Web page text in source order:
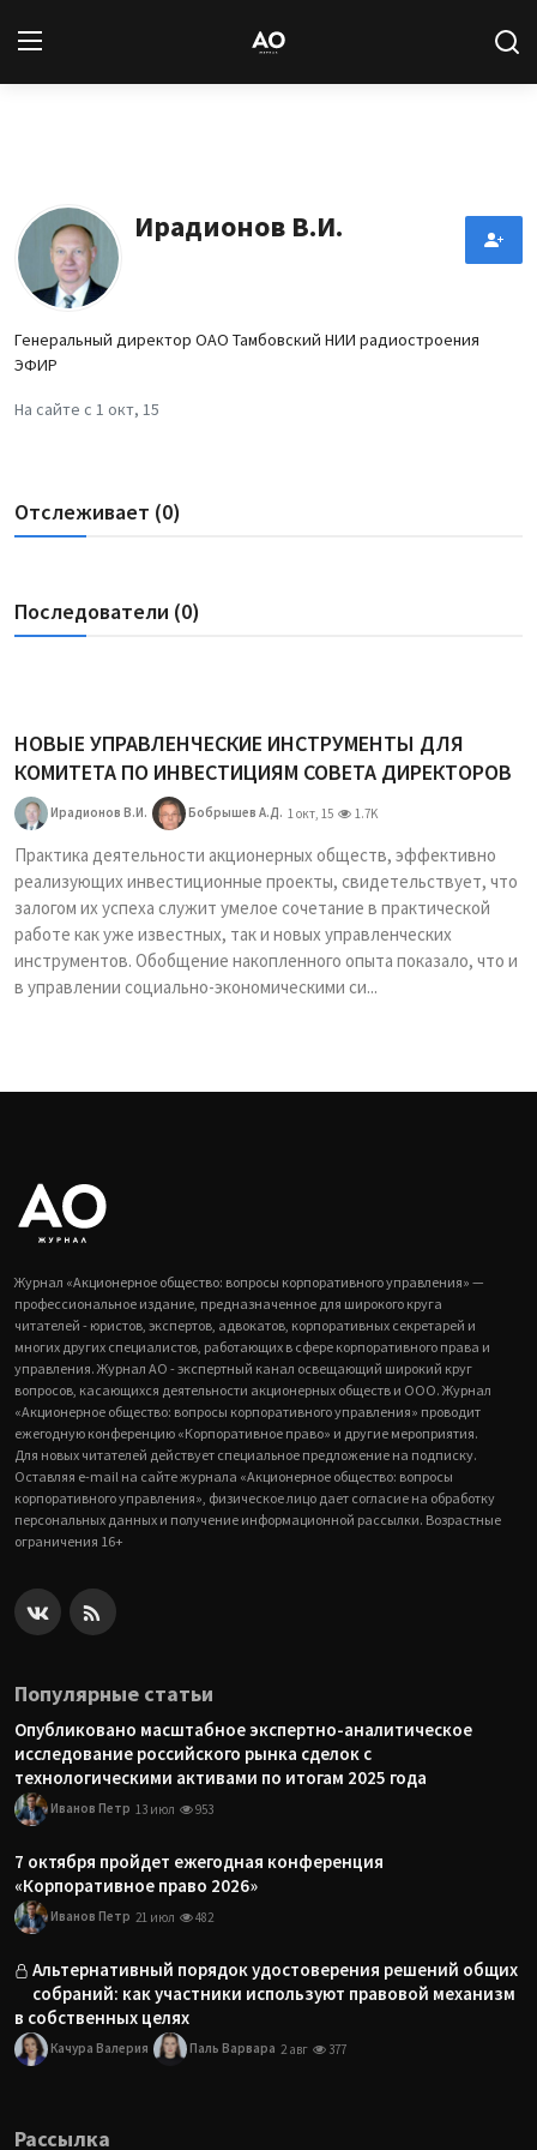
Новости
Статьи
Ирадионов В.И.
Генеральный директор ОАО Тамбовский НИИ радиостроения
ЭФИР
На сайте с 1 окт, 15
Отслеживает (0)
Последователи (0)
НОВЫЕ УПРАВЛЕНЧЕСКИЕ ИНСТРУМЕНТЫ ДЛЯ
КОМИТЕТА ПО ИНВЕСТИЦИЯМ СОВЕТА ДИРЕКТОРОВ
Ирадионов В.И. Бобрышев А.Д. 1 окт, 15 1.7K
Практика деятельности акционерных обществ, эффективно
реализующих инвестиционные проекты, свидетельствует, что
залогом их успеха служит умелое сочетание в практической
работе как уже известных, так и новых управленческих
инструментов. Обобщение накопленного опыта показало, что и
в управлении социально-экономическими си...
Журнал «Акционерное общество: вопросы корпоративного управления» —
профессиональное издание, предназначенное для широкого круга
читателей - юристов, экспертов, адвокатов, корпоративных секретарей и
многих других специалистов, работающих в сфере корпоративного права и
управления. Журнал АО - экспертный канал освещающий широкий круг
вопросов, касающихся деятельности акционерных обществ и ООО. Журнал
«Акционерное общество: вопросы корпоративного управления» проводит
ежегодную конференцию «Корпоративное право» и другие мероприятия.
Для новых читателей действует специальное предложение на подписку.
Оставляя e-mail на сайте журнала «Акционерное общество: вопросы
корпоративного управления», физическое лицо дает согласие на обработку
персональных данных и получение информационной рассылки. Возрастные
ограничения 16+
Популярные статьи
Опубликовано масштабное экспертно-аналитическое
исследование российского рынка сделок с
технологическими активами по итогам 2025 года
Иванов Петр 13 июл 953
7 октября пройдет ежегодная конференция
«Корпоративное право 2026»
Иванов Петр 21 июл 482
Альтернативный порядок удостоверения решений общих
собраний: как участники используют правовой механизм
в собственных целях
Качура Валерия Паль Варвара 2 авг 377
Рассылка